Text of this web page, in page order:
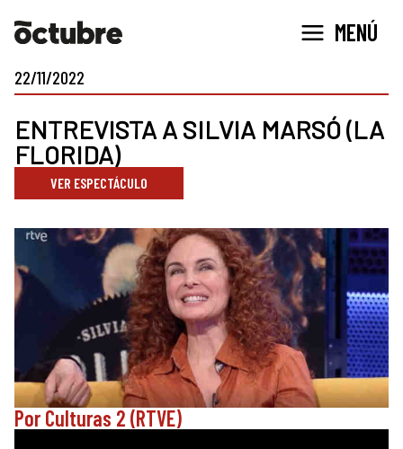
MENÚ
22/11/2022
ENTREVISTA A SILVIA MARSÓ (LA
FLORIDA)
VER ESPECTÁCULO
Por Culturas 2 (RTVE)